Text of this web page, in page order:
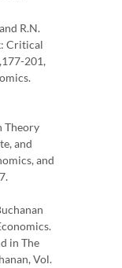
R.N.
Critical
201,
Theory
and
and
in The
Vol.